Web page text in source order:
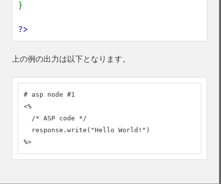
}
?>
上の例の出力は以下となります。
# asp node #1
<%
  /* ASP code */
  response.write("Hello World!")
%>